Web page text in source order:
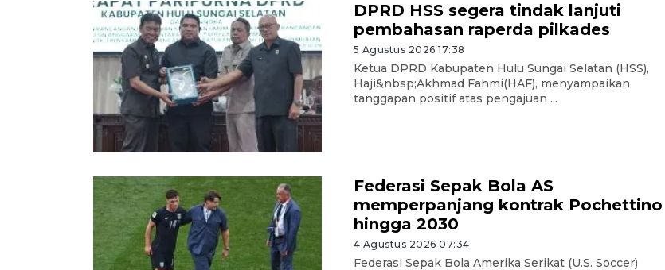
DPRD HSS segera tindak lanjuti
pembahasan raperda pilkades
5 Agustus 2026 17:38
Ketua DPRD Kabupaten Hulu Sungai Selatan (HSS),
Haji&nbsp;Akhmad Fahmi(HAF), menyampaikan
tanggapan positif atas pengajuan ...
Federasi Sepak Bola AS
memperpanjang kontrak Pochettino
hingga 2030
4 Agustus 2026 07:34
Federasi Sepak Bola Amerika Serikat (U.S. Soccer)